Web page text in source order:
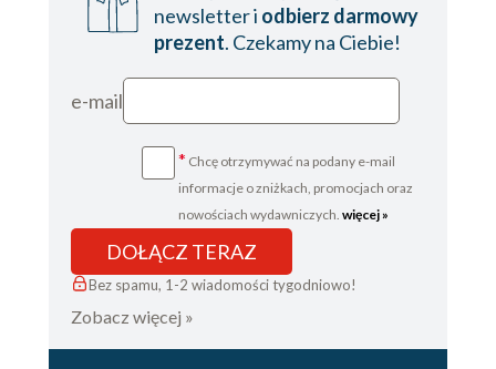
newsletter i odbierz darmowy
prezent. Czekamy na Ciebie!
e-mail
* Chcę otrzymywać na podany e-mail
informacje o zniżkach, promocjach oraz
nowościach wydawniczych. więcej »
DOŁĄCZ TERAZ
Bez spamu, 1-2 wiadomości tygodniowo!
Zobacz więcej »